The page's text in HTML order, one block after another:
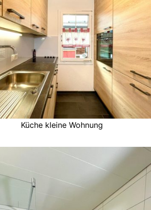
Küche kleine Wohnung